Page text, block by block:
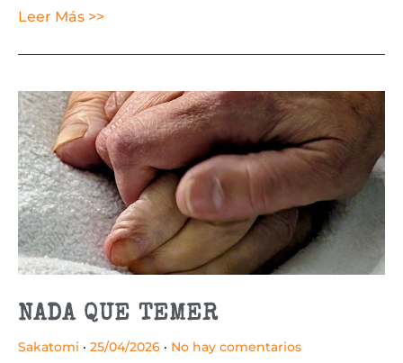
Leer Más >>
NADA QUE TEMER
Sakatomi 25/04/2026 No hay comentarios